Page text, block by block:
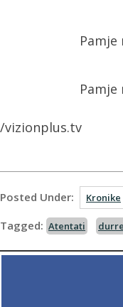
Pamje
Pamje
/vizionplus.tv
Posted Under: Kronike
Tagged: Atentati